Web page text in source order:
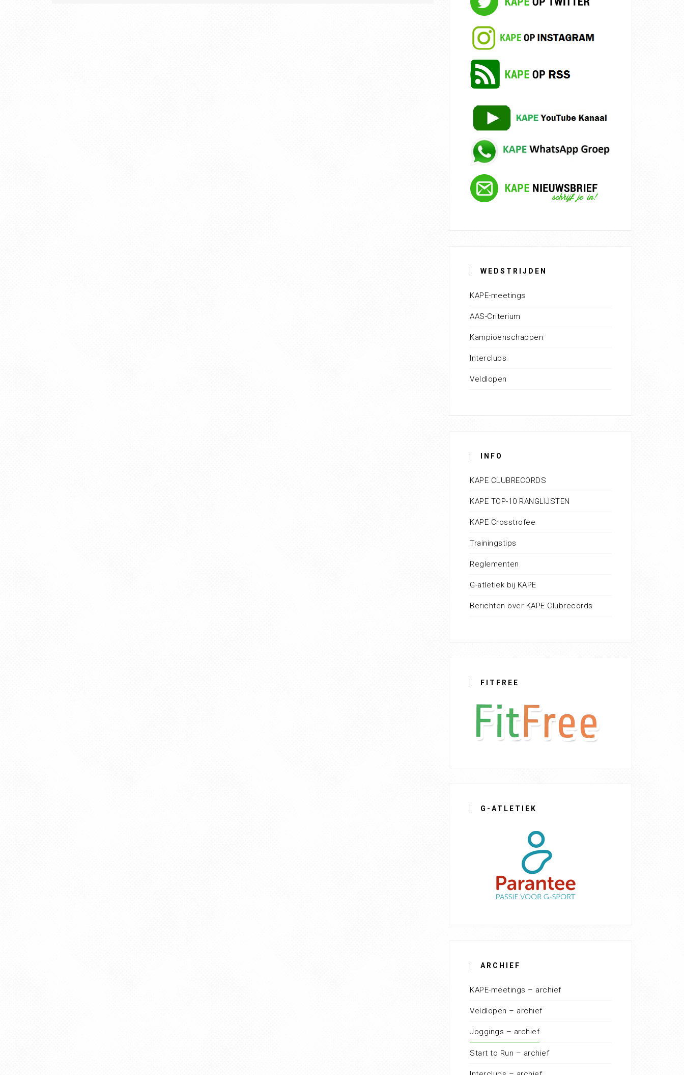
WEDSTRIJDEN
KAPE-meetings
AAS-Criterium
Kampioenschappen
Interclubs
Veldlopen
INFO
KAPE CLUBRECORDS
KAPE TOP-10 RANGLIJSTEN
KAPE Crosstrofee
Trainingstips
Reglementen
G-atletiek bij KAPE
Berichten over KAPE Clubrecords
FITFREE
G-ATLETIEK
ARCHIEF
KAPE-meetings – archief
Veldlopen – archief
Joggings – archief
Start to Run – archief